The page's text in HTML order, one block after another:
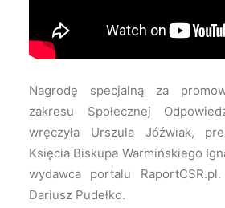
Nagrodę specjalną za
zakresu Społecznej
wręczyła Urszula Jóźwiak,
Księcia Biskupa Warmińskiego
wydawca portalu
Dariusz Pudełko.